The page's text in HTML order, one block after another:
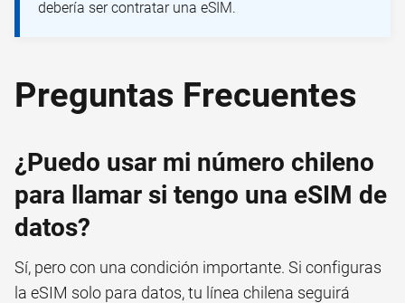
debería ser contratar una eSIM.
Preguntas Frecuentes
¿Puedo usar mi número chileno
para llamar si tengo una eSIM de
datos?
Sí, pero con una condición importante. Si configuras
la eSIM solo para datos, tu línea chilena seguirá